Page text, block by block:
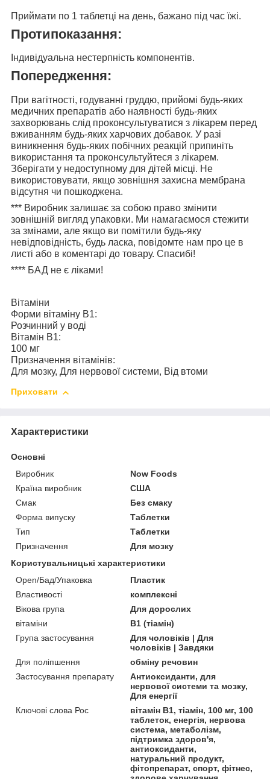
Приймати по 1 таблетці на день, бажано під час їжі.
Протипоказання:
Індивідуальна нестерпність компонентів.
Попередження:
При вагітності, годуванні груддю, прийомі будь-яких
медичних препаратів або наявності будь-яких
захворювань слід проконсультуватися з лікарем перед
вживанням будь-яких харчових добавок. У разі
виникнення будь-яких побічних реакцій припиніть
використання та проконсультуйтеся з лікарем.
Зберігати у недоступному для дітей місці. Не
використовувати, якщо зовнішня захисна мембрана
відсутня чи пошкоджена.
*** Виробник залишає за собою право змінити
зовнішній вигляд упаковки. Ми намагаємося стежити
за змінами, але якщо ви помітили будь-яку
невідповідність, будь ласка, повідомте нам про це в
листі або в коментарі до товару. Спасибі!
**** БАД не є ліками!
Вітаміни
Форми вітаміну В1:
Розчинний у воді
Вітамін В1:
100 мг
Призначення вітамінів:
Для мозку, Для нервової системи, Від втоми
Приховати
Характеристики
Основні
Виробник
Now Foods
Країна виробник
США
Смак
Без смаку
Форма випуску
Таблетки
Тип
Таблетки
Призначення
Для мозку
Користувальницькі характеристики
Open/Бад/Упаковка
Пластик
Властивості
комплексні
Вікова група
Для дорослих
вітаміни
В1 (тіамін)
Група застосування
Для чоловіків | Для
чоловіків | Завдяки
Для поліпшення
обміну речовин
Застосування препарату
Антиоксиданти, для
нервової системи та мозку,
Для енергії
Ключові слова Рос
вітамін B1, тіамін, 100 мг, 100
таблеток, енергія, нервова
система, метаболізм,
підтримка здоров'я,
антиоксиданти,
натуральний продукт,
фітопрепарат, спорт, фітнес,